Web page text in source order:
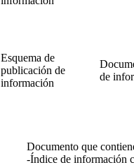
Esquema de
publicación de
información
de
Documento que
-Índice de información